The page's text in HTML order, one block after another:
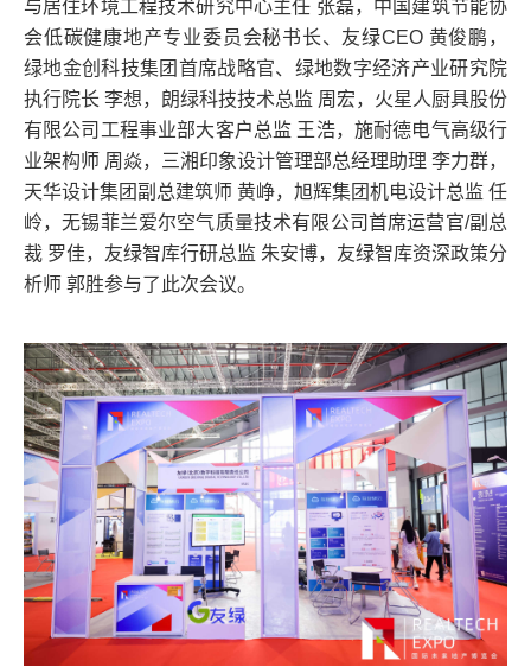
与居住环境工程技术研究中心主任 张磊，中国建筑节能协
会低碳健康地产专业委员会秘书长、友绿CEO 黄俊鹏，
绿地金创科技集团首席战略官、绿地数字经济产业研究院
执行院长 李想，朗绿科技技术总监 周宏，火星人厨具股份
有限公司工程事业部大客户总监 王浩，施耐德电气高级行
业架构师 周焱，三湘印象设计管理部总经理助理 李力群，
天华设计集团副总建筑师 黄峥，旭辉集团机电设计总监 任
岭，无锡菲兰爱尔空气质量技术有限公司首席运营官/副总
裁 罗佳，友绿智库行研总监 朱安博，友绿智库资深政策分
析师 郭胜参与了此次会议。